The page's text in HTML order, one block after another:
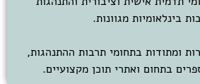
בינלאומיות מגוונות.
ומתודות בתחומי תרבות ההתנהגות,
בתחום ואתרי תוכן מקצועיים.